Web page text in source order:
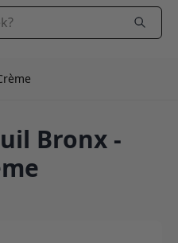
Bronx -